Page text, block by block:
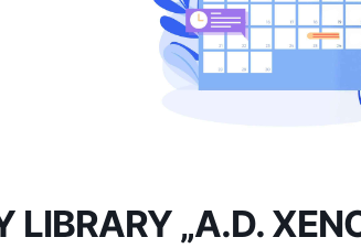
LIBRARY „A.D.